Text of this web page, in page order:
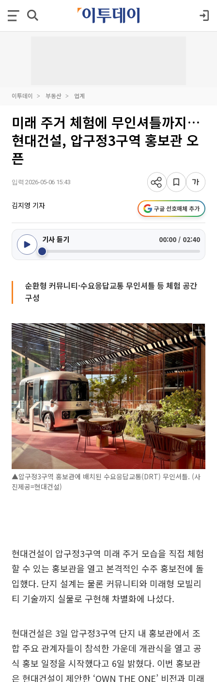
이투데이 부동산 업계
미래 주거 체험에 무인셔틀까지…
현대건설, 압구정3구역 홍보관 오
픈
입력 2026-05-06 15:43
김지영 기자 구글 선호매체 추가
기사 듣기 00:00 / 02:40
순환형 커뮤니티·수요응답교통 무인셔틀 등 체험 공간
구성
▲압구정3구역 홍보관에 배치된 수요응답교통(DRT) 무인셔틀. (사
진제공=현대건설)
현대건설이 압구정3구역 미래 주거 모습을 직접 체험
할 수 있는 홍보관을 열고 본격적인 수주 홍보전에 돌
입했다. 단지 설계는 물론 커뮤니티와 미래형 모빌리
티 기술까지 실물로 구현해 차별화에 나섰다.
현대건설은 3일 압구정3구역 단지 내 홍보관에서 조
합 주요 관계자들이 참석한 가운데 개관식을 열고 공
식 홍보 일정을 시작했다고 6일 밝혔다. 이번 홍보관
은 현대건설이 제안한 ‘OWN THE ONE’ 비전과 미래